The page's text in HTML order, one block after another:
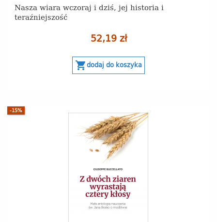
Nasza wiara wczoraj i dziś, jej historia i
teraźniejszość
52,19 zł
shopping_cartdodaj do koszyka
-15%